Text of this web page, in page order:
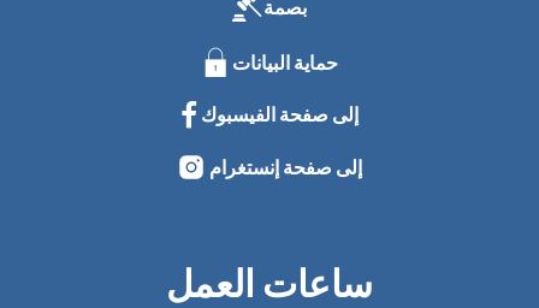
بصمة
حماية البيانات
إلى صفحة الفيسبوك
إلى صفحة إنستغرام
ساعات العمل